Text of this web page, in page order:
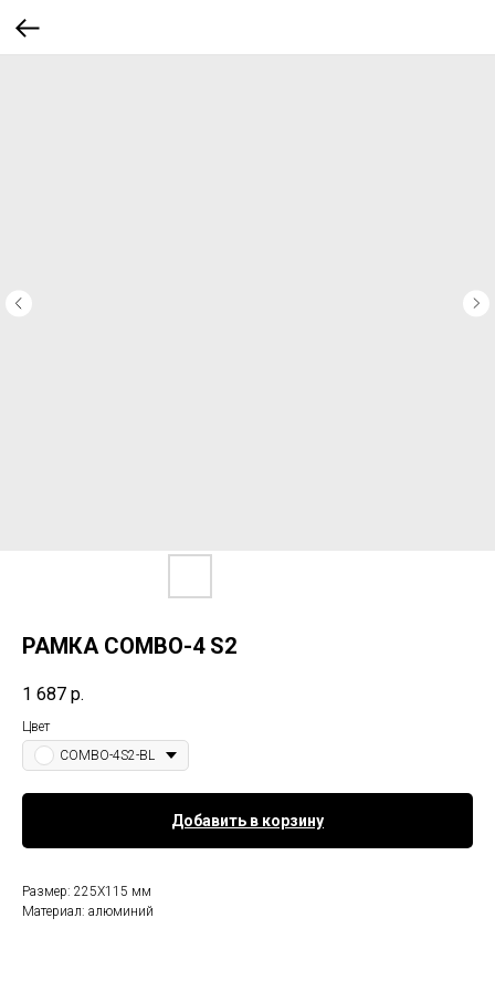
РАМКА COMBO-4 S2
1 687 р.
Цвет
COMBO-4S2-BL
Добавить в корзину
Размер: 225X115 мм
Материал: алюминий